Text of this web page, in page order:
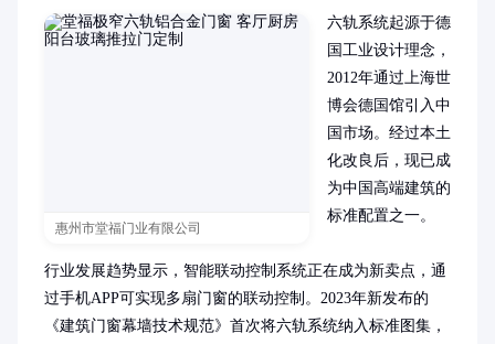
惠州市堂福门业有限公司
六轨系统起源于德
国工业设计理念，
2012年通过上海世
博会德国馆引入中
国市场。经过本土
化改良后，现已成
为中国高端建筑的
标准配置之一。
行业发展趋势显示，智能联动控制系统正在成为新卖点，通
过手机APP可实现多扇门窗的联动控制。2023年新发布的
《建筑门窗幕墙技术规范》首次将六轨系统纳入标准图集，